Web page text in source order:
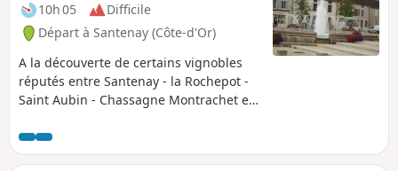
10h 05
Difficile
Départ à Santenay (Côte-d'Or)
A la découverte de certains vignobles
réputés entre Santenay - la Rochepot -
Saint Aubin - Chassagne Montrachet et
les différentes vallées traversées et sur
le vignoble, très présent.